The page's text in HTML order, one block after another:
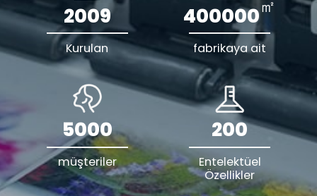
2009
Kurulan
400000㎡
fabrikaya ait
5000
müşteriler
200
Entelektüel
Özellikler